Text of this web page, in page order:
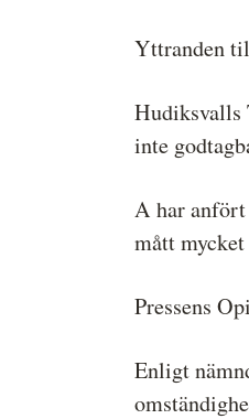
Yttranden
Hudiksvalls
inte
A har anfört
mått
Pressens
Enligt